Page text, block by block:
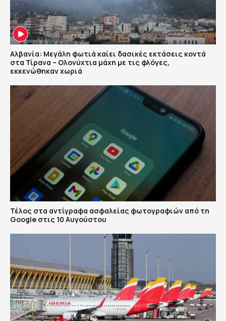
Αλβανία: Μεγάλη φωτιά καίει δασικές εκτάσεις κοντά
στα Τίρανα – Ολονύχτια μάχη με τις φλόγες,
εκκενώθηκαν χωριά
Τέλος στα αντίγραφα ασφαλείας φωτογραφιών από τη
Google στις 10 Αυγούστου